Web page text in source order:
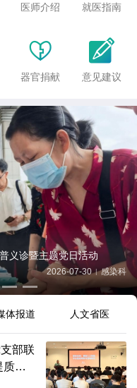
医师介绍 就医指南

器官捐献

意见建议
研究成果在国际重症医学
2026-07-28 | 科研部
体报道 人文省医
部联
质